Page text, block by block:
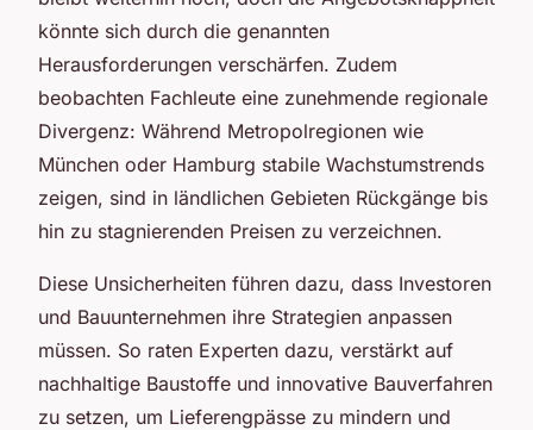
könnte sich durch die genannten
Herausforderungen verschärfen. Zudem
beobachten Fachleute eine zunehmende regionale
Divergenz: Während Metropolregionen wie
München oder Hamburg stabile Wachstumstrends
zeigen, sind in ländlichen Gebieten Rückgänge bis
hin zu stagnierenden Preisen zu verzeichnen.
Diese Unsicherheiten führen dazu, dass Investoren
und Bauunternehmen ihre Strategien anpassen
müssen. So raten Experten dazu, verstärkt auf
nachhaltige Baustoffe und innovative Bauverfahren
zu setzen, um Lieferengpässe zu mindern und